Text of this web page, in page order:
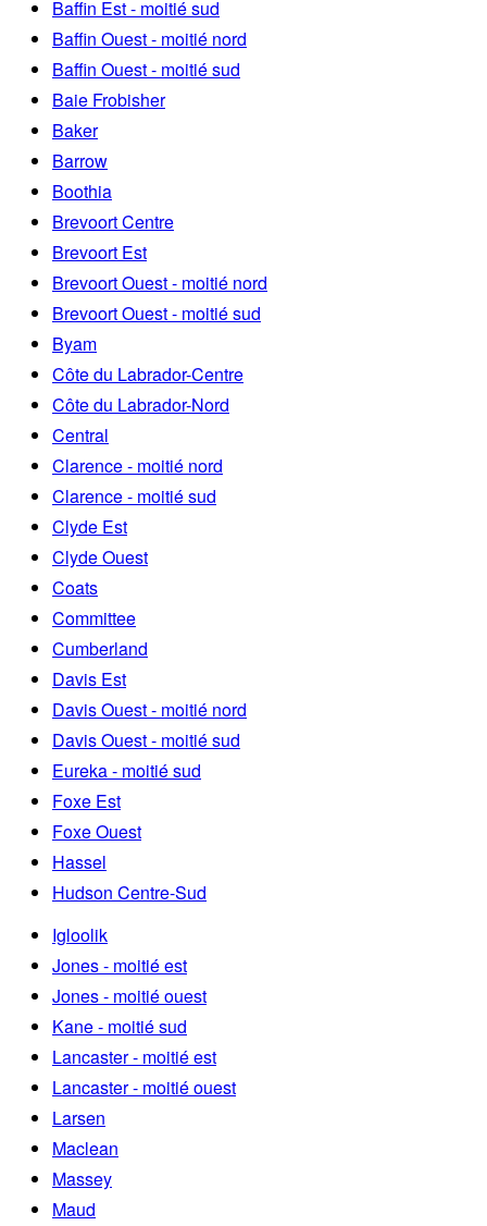
Baffin Est - moitié sud
Baffin Ouest - moitié nord
Baffin Ouest - moitié sud
Baie Frobisher
Baker
Barrow
Boothia
Brevoort Centre
Brevoort Est
Brevoort Ouest - moitié nord
Brevoort Ouest - moitié sud
Byam
Côte du Labrador-Centre
Côte du Labrador-Nord
Central
Clarence - moitié nord
Clarence - moitié sud
Clyde Est
Clyde Ouest
Coats
Committee
Cumberland
Davis Est
Davis Ouest - moitié nord
Davis Ouest - moitié sud
Eureka - moitié sud
Foxe Est
Foxe Ouest
Hassel
Hudson Centre-Sud
Igloolik
Jones - moitié est
Jones - moitié ouest
Kane - moitié sud
Lancaster - moitié est
Lancaster - moitié ouest
Larsen
Maclean
Massey
Maud